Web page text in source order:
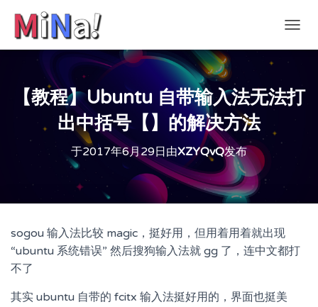
换
【教程】Ubuntu 自带输入法无法打
出中括号【】的解决方法
于2017年6月29日 由XZYQvQ发布
sogou 输入法比较 magic，挺好用，但用着用着就出现
“ubuntu 系统错误” 然后搜狗输入法就 gg 了，连中文都打
不了
其实 ubuntu 自带的 fcitx 输入法挺好用的，界面也挺美